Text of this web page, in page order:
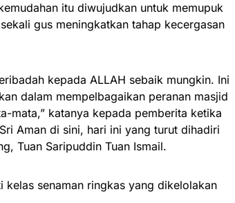
itu diwujudkan untuk memupuk
gus meningkatkan tahap kecergasan
kepada ALLAH sebaik mungkin. Ini
dalam mempelbagaikan peranan masjid
mata,” katanya kepada pemberita ketika
Aman di sini, hari ini yang turut dihadiri
Tuan Saripuddin Tuan Ismail.
senaman ringkas yang dikelolakan